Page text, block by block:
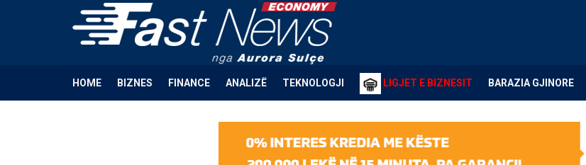
HOME BIZNES FINANCE ANALIZË TEKNOLOGJI LIGJET E BIZNESIT BARAZIA GJINORE